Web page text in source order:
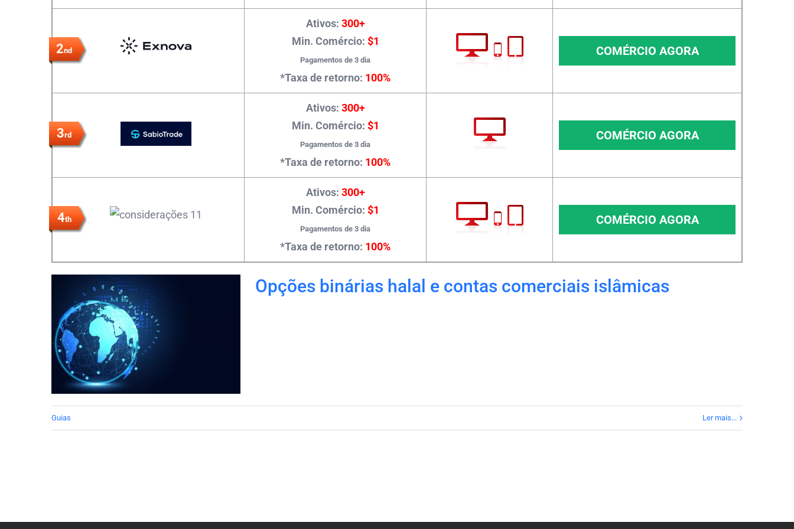
2nd
Ativos: 300+
Min. Comércio: $1
Pagamentos de 3 dia
*Taxa de retorno: 100%
COMÉRCIO AGORA
3rd
Ativos: 300+
Min. Comércio: $1
Pagamentos de 3 dia
*Taxa de retorno: 100%
COMÉRCIO AGORA
4th
Ativos: 300+
Min. Comércio: $1
Pagamentos de 3 dia
*Taxa de retorno: 100%
COMÉRCIO AGORA
Opções binárias halal e contas comerciais islâmicas
Guias Ler mais...